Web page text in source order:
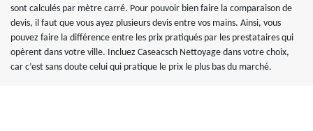
sont calculés par mètre carré. Pour pouvoir bien faire la comparaison de
devis, il faut que vous ayez plusieurs devis entre vos mains. Ainsi, vous
pouvez faire la différence entre les prix pratiqués par les prestataires qui
opèrent dans votre ville. Incluez Caseacsch Nettoyage dans votre choix,
car c’est sans doute celui qui pratique le prix le plus bas du marché.